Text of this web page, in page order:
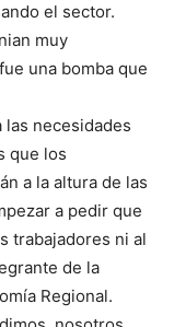
el sector.
muy
una bomba que
las necesidades
que los
a la altura de las
a pedir que
trabajadores ni al
de la
Regional.